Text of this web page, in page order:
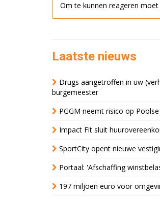
Om te kunnen reageren moet
Laatste nieuws
Drugs aangetroffen in uw
burgemeester
PGGM neemt risico op
Impact Fit sluit
SportCity opent nieuwe
Portaal: 'Afschaffing
197 miljoen euro voor